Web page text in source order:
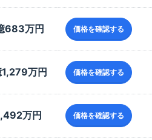
683万円 価格を確認する
1,279万円 価格を確認する
万円 価格を確認する